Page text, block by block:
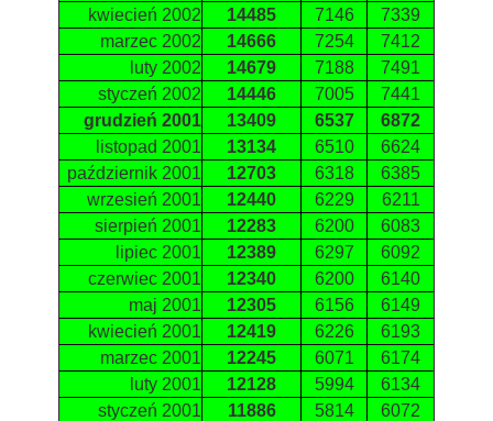
kwiecień 2002
14485 7146
7339
marzec 2002
14666 7254
7412
luty 2002
14679 7188
7491
styczeń 2002
14446 7005
7441
grudzień 2001
13409 6537
6872
listopad 2001
13134 6510
6624
październik 2001
12703 6318
6385
wrzesień 2001
12440 6229
6211
sierpień 2001
12283 6200
6083
lipiec 2001
12389 6297
6092
czerwiec 2001
12340 6200
6140
maj 2001
12305 6156
6149
kwiecień 2001
12419 6226
6193
marzec 2001
12245 6071
6174
luty 2001
12128 5994
6134
styczeń 2001
11886 5814
6072